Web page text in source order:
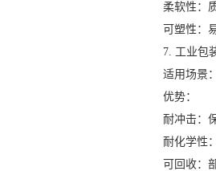
柔软性：质
可塑性：易
7. 工业包
适用场景：
优势：
耐冲击：保
耐化学性：
可回收：部